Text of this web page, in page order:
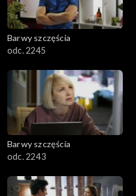
Barwy szczęścia
odc. 2245
Barwy szczęścia
odc. 2243